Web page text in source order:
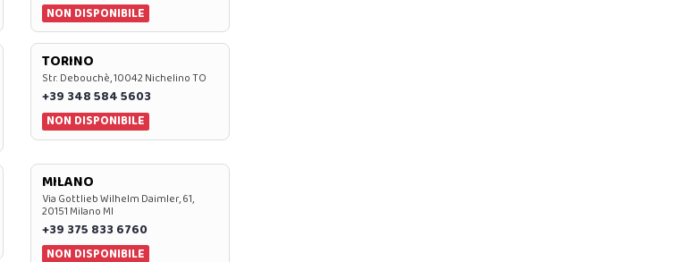
NON DISPONIBILE
TORINO
Str. Debouchè, 10042 Nichelino TO
+39 348 584 5603
NON DISPONIBILE
MILANO
Via Gottlieb Wilhelm Daimler, 61,
20151 Milano MI
+39 375 833 6760
NON DISPONIBILE